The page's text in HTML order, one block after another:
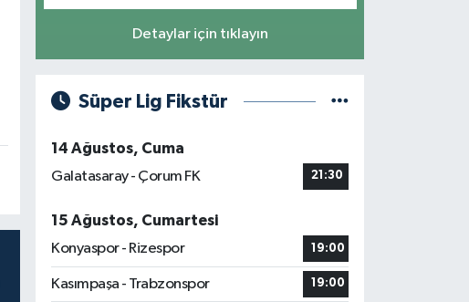
Detaylar için tıklayın
Süper Lig Fikstür
14 Ağustos, Cuma
Galatasaray - Çorum FK
21:30
15 Ağustos, Cumartesi
Konyaspor - Rizespor
19:00
Kasımpaşa - Trabzonspor 19:00